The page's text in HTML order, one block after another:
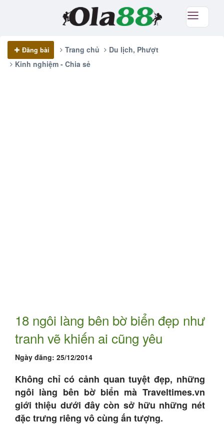
Đăng bài Trang chủ
Du lịch, Phượt
Kinh nghiệm - Chia sẻ
18 ngôi làng bên bờ biển đẹp như
tranh vẽ khiến ai cũng yêu
Ngày đăng: 25/12/2014
Không chỉ có cảnh quan tuyệt đẹp, những
ngôi làng bên bờ biển mà Traveltimes.vn
giới thiệu dưới đây còn sở hữu những nét
đặc trưng riêng vô cùng ấn tượng.